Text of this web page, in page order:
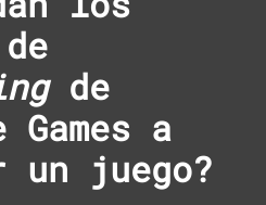
de
a
un juego?